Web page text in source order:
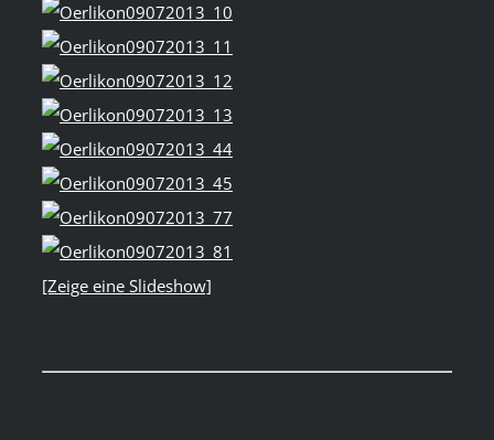
[Zeige eine Slideshow]